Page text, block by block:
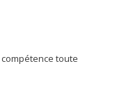
toute